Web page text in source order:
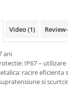
Video(1)
ani
IP67 –
racire
si